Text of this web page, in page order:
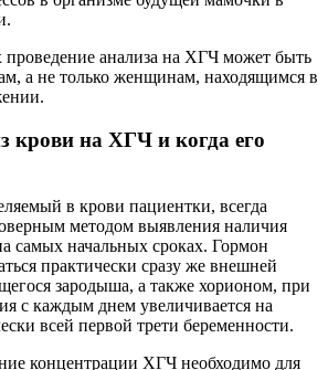
проведение анализа на ХГЧ может быть
а не только женщинам, находящимся в
крови на ХГЧ и когда его
в крови пациентки, всегда
методом выявления наличия
самых начальных сроках. Гормон
практически сразу же внешней
зародыша, а также хорионом, при
с каждым днем увеличивается на
всей первой трети беременности.
концентрации ХГЧ необходимо для